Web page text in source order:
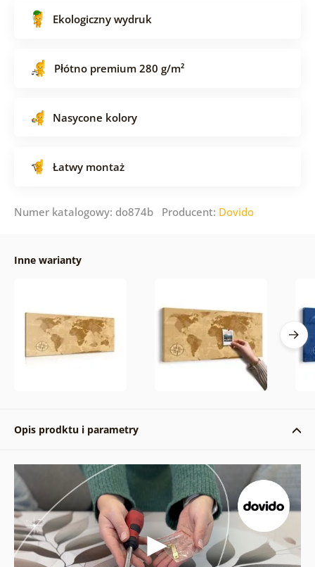
Ekologiczny wydruk
Płótno premium 280 g/m²
Nasycone kolory
Łatwy montaż
Numer katalogowy: do874b Producent: Dovido
Inne warianty
Opis prodktu i parametry